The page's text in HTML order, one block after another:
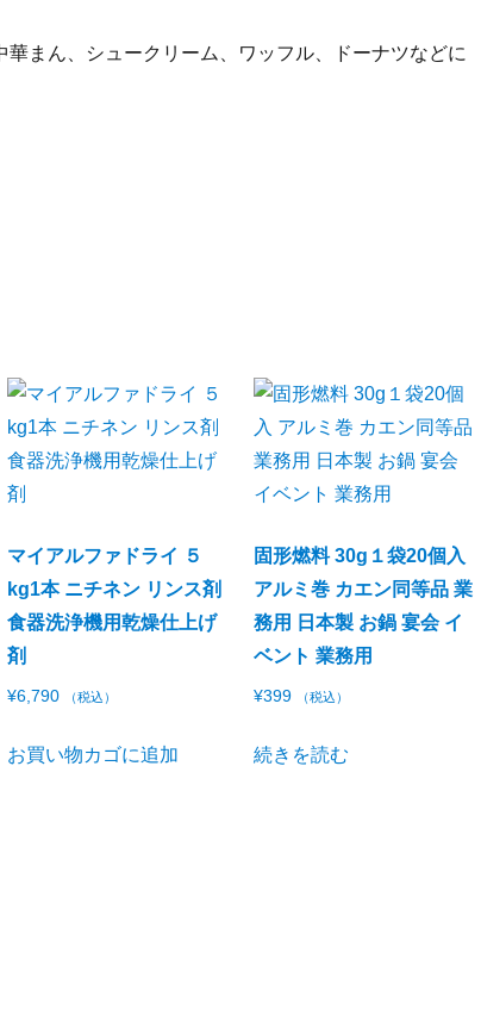
まん、シュークリーム、ワッフル、ドーナツなどに
マイアルファドライ ５
kg1本 ニチネン リンス剤
食器洗浄機用乾燥仕上げ
剤
¥6,790 （税込）
お買い物カゴに追加
固形燃料 30g１袋20個入
アルミ巻 カエン同等品 業
務用 日本製 お鍋 宴会 イ
ベント 業務用
¥399 （税込）
続きを読む